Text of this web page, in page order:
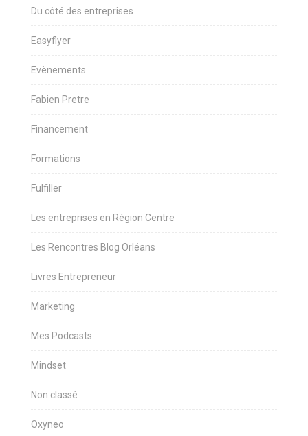
Du côté des entreprises
Easyflyer
Evènements
Fabien Pretre
Financement
Formations
Fulfiller
Les entreprises en Région Centre
Les Rencontres Blog Orléans
Livres Entrepreneur
Marketing
Mes Podcasts
Mindset
Non classé
Oxyneo